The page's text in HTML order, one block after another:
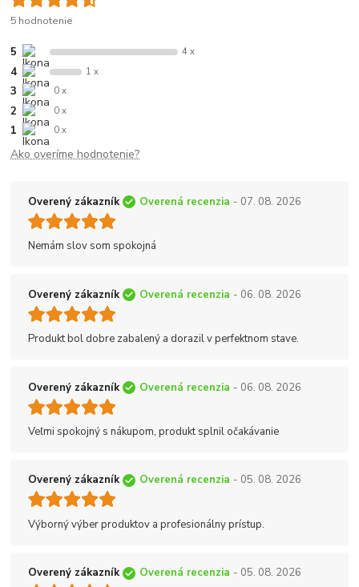
5 hodnotenie
5 4 x
4 1 x
3 0 x
2 0 x
1 0 x
Ako overíme hodnotenie?
Overený zákazník Overená recenzia - 07. 08. 2026
Nemám slov som spokojná
Overený zákazník Overená recenzia - 06. 08. 2026
Produkt bol dobre zabalený a dorazil v perfektnom stave.
Overený zákazník Overená recenzia - 06. 08. 2026
Veľmi spokojný s nákupom, produkt splnil očakávanie
Overený zákazník Overená recenzia - 05. 08. 2026
Výborný výber produktov a profesionálny prístup.
Overený zákazník Overená recenzia - 05. 08. 2026